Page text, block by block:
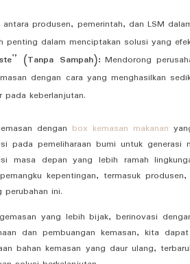
produsen, pemerintah, dan LSM
penting dalam menciptakan solusi yang
(Tanpa Sampah): Mendorong
dengan cara yang menghasilkan
pada keberlanjutan.
dengan box kemasan makanan
pada pemeliharaan bumi untuk generasi
masa depan yang lebih ramah
kepentingan, termasuk
ini.
yang lebih bijak, berinovasi
dan pembuangan kemasan, kita
bahan kemasan yang daur ulang,